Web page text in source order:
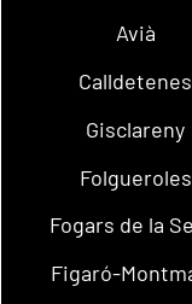
Avià
Calldetenes
Gisclareny
Folgueroles
Fogars de la
Figaró-